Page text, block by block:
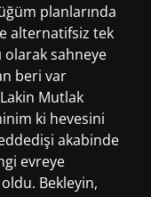
planlarında
alternatifsiz tek
olarak sahneye
beri var
Mutlak
ki hevesini
akabinde
evreye
Bekleyin,